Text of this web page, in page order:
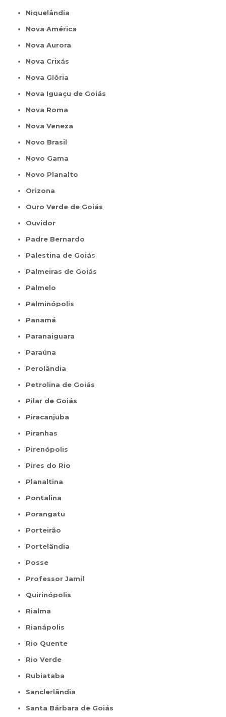
Niquelândia
Nova América
Nova Aurora
Nova Crixás
Nova Glória
Nova Iguaçu de Goiás
Nova Roma
Nova Veneza
Novo Brasil
Novo Gama
Novo Planalto
Orizona
Ouro Verde de Goiás
Ouvidor
Padre Bernardo
Palestina de Goiás
Palmeiras de Goiás
Palmelo
Palminópolis
Panamá
Paranaiguara
Paraúna
Perolândia
Petrolina de Goiás
Pilar de Goiás
Piracanjuba
Piranhas
Pirenópolis
Pires do Rio
Planaltina
Pontalina
Porangatu
Porteirão
Portelândia
Posse
Professor Jamil
Quirinópolis
Rialma
Rianápolis
Rio Quente
Rio Verde
Rubiataba
Sanclerlândia
Santa Bárbara de Goiás